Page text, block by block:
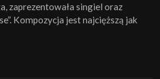
zaprezentowała singiel oraz
Kompozycja jest najcięższą jak